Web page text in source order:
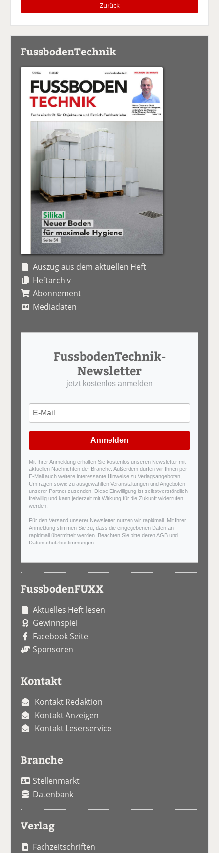
Zurück
FussbodenTechnik
Auszug aus dem aktuellen Heft
Heftarchiv
Abonnement
Mediadaten
FussbodenTechnik-
Newsletter
jetzt kostenlos anmelden
Anmelden
Mit Ihrer Anmeldung erhalten Sie kostenlos unseren Newsletter mit
aktuellen Nachrichten der Branche. Außerdem dürfen wir Ihnen per
E-Mail auch weitere interessante Hinweise zu Verlagsangeboten,
Umfragen sowie zu ausgewählten Veranstaltungen und Angeboten
unserer Partner zusenden. Diese Einwilligung ist selbstverständlich
freiwillig und kann jederzeit mit Wirkung für die Zukunft widerrufen
werden.
Für den Versand unserer Newsletter nutzen wir rapidmail. Mit Ihrer
Anmeldung stimmen Sie zu, dass die eingegebenen Daten an
rapidmail übermittelt werden. Beachten Sie bitte derenAGB und
Datenschutzbestimmungen
FussbodenFUXX
Aktuelles Heft lesen
Gewinnspiel
Facebook Seite
Sponsoren
Kontakt
Kontakt Redaktion
Kontakt Anzeigen
Kontakt Leserservice
Branche
Stellenmarkt
Datenbank
Verlag
Fachzeitschriften